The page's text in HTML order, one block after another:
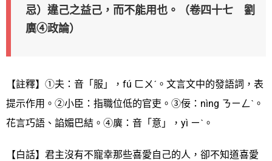
忌） 違己之益己，而不能用也。（卷四十七 劉
廙④政論）
【註釋】①夫：音「服」，fú ㄈㄨˊ。文言文中的發語詞，表
提示作用。②小臣：指職位低的官吏。③佞：nìng ㄋㄧㄥˋ。
花言巧語、諂媚巴結。④廙：音「意」，yì ㄧˋ。
【白話】君主沒有不寵幸那些喜愛自己的人，卻不知道喜愛